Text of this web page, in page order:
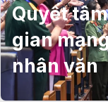
Quyết
gian
nhân văn